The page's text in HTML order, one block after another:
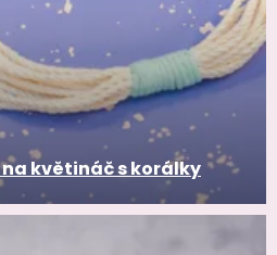
květináč s korálky